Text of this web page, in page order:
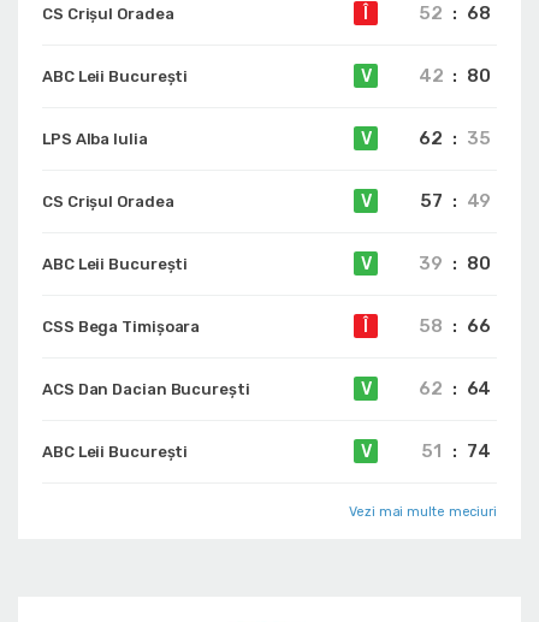
CS Crișul Oradea 52 : 68
ABC Leii București V 42 : 80
LPS Alba Iulia V 62 : 35
CS Crișul Oradea V 57 : 49
ABC Leii București V 39 : 80
CSS Bega Timișoara 58 : 66
ACS Dan Dacian București V 62 : 64
ABC Leii București V 51 : 74
Vezi mai multe meciuri